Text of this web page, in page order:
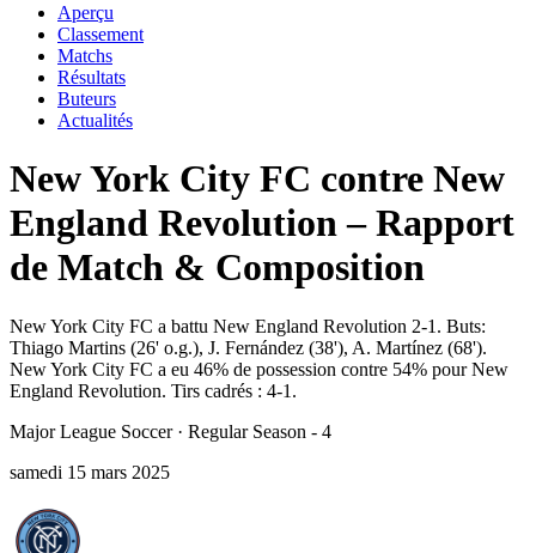
Aperçu
Classement
Matchs
Résultats
Buteurs
Actualités
New York City FC contre New
England Revolution – Rapport
de Match & Composition
New York City FC a battu New England Revolution 2-1. Buts:
Thiago Martins (26' o.g.), J. Fernández (38'), A. Martínez (68').
New York City FC a eu 46% de possession contre 54% pour New
England Revolution. Tirs cadrés : 4-1.
Major League Soccer· Regular Season - 4
samedi 15 mars 2025